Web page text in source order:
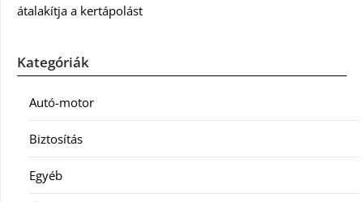
átalakítja a kertápolást
Kategóriák
Autó-motor
Biztosítás
Egyéb